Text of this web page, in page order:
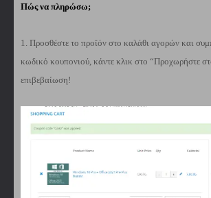
Πώς να πληρώσω;
1. Προσθέστε το προϊόν στο καλάθι αγορών και
κωδικό κουπονιού, κάντε κλικ στο “Προχωρήστε
επιβεβαίωση!